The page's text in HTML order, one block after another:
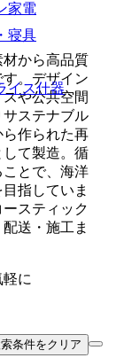
家電
寝具
イス什器
から高品質
。デザイン
や公共空間
ステナブル
作られた再
て製造。循
とで、海洋
指していま
スティック
送・施工ま
に
条件をクリア